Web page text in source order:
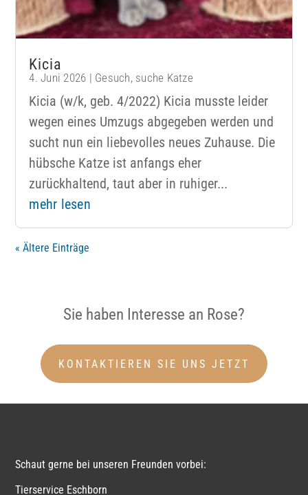
Kicia
4. Juni 2026 | Gesuch, suche Katze
Kicia (w/k, geb. 4/2022) Kicia musste leider
wegen eines Umzugs abgegeben werden und
sucht nun ein liebevolles neues Zuhause. Die
hübsche Katze ist anfangs eher
zurückhaltend, taut aber in ruhiger...
mehr lesen
« Ältere Einträge
Sie haben Interesse an Rose?
KONTAKTIEREN SIE UNS JETZT
Schaut gerne bei unseren Freunden vorbei:
Tierservice Eschborn